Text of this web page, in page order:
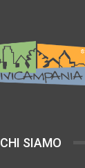
CHI SIAMO